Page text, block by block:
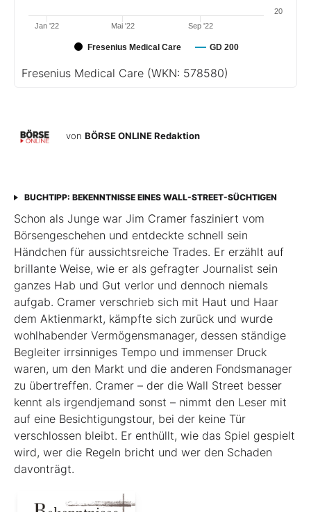
Fresenius Medical Care GD 200
Jan '22 Mai '22 Sep '22
20
Fresenius Medical Care (WKN: 578580)
von BÖRSE ONLINE Redaktion
BUCHTIPP: BEKENNTNISSE EINES WALL-STREET-SÜCHTIGEN
Schon als Junge war Jim Cramer fasziniert vom
Börsengeschehen und entdeckte schnell sein
Händchen für aussichtsreiche Trades. Er erzählt auf
brillante Weise, wie er als gefragter Journalist sein
ganzes Hab und Gut verlor und dennoch niemals
aufgab. Cramer verschrieb sich mit Haut und Haar
dem Aktienmarkt, kämpfte sich zurück und wurde
wohlhabender Vermögensmanager, dessen ständige
Begleiter irrsinniges Tempo und immenser Druck
waren, um den Markt und die anderen Fondsmanager
zu übertreffen. Cramer – der die Wall Street besser
kennt als irgendjemand sonst – nimmt den Leser mit
auf eine Besichtigungstour, bei der keine Tür
verschlossen bleibt. Er enthüllt, wie das Spiel gespielt
wird, wer die Regeln bricht und wer den Schaden
davonträgt.